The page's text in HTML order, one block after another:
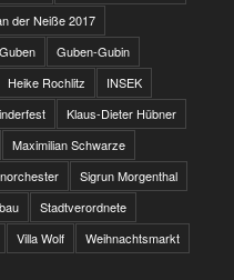
der Neiße 2017
Guben
Guben-Gubin
Heike Rochlitz
INSEK
Klaus-Dieter Hübner
Maximilian Schwarze
Sigrun Morgenthal
Stadtverordnete
Villa Wolf Weihnachtsmarkt